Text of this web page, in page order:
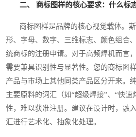
二、 商标图样的核心要求：什么标
商标图样是品牌的核心视觉载体。斯
形、字母、数字、三维标志、颜色组合
统商标的注册申请。对于高频焊机而言
需要兼具识别性与显著性。您的商标图
产品与市场上其他同类产品区分开来。
主要原料的词汇（如“超级焊接”、“快速
性，难以获准注册。建议在设计时，融
汇进行艺术化、抽象化处理。